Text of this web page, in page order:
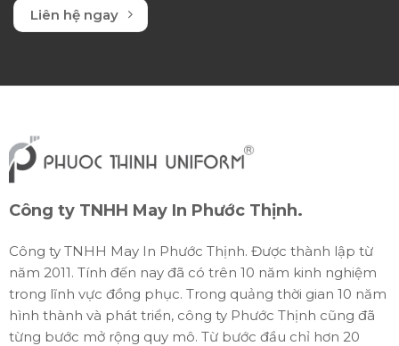
Liên hệ ngay
Công ty TNHH May In Phước Thịnh.
Công ty TNHH May In Phước Thịnh. Được thành lập từ
năm 2011. Tính đến nay đã có trên 10 năm kinh nghiệm
trong lĩnh vực đồng phục. Trong quảng thời gian 10 năm
hình thành và phát triển, công ty Phước Thịnh cũng đã
từng bước mở rộng quy mô. Từ bước đầu chỉ hơn 20